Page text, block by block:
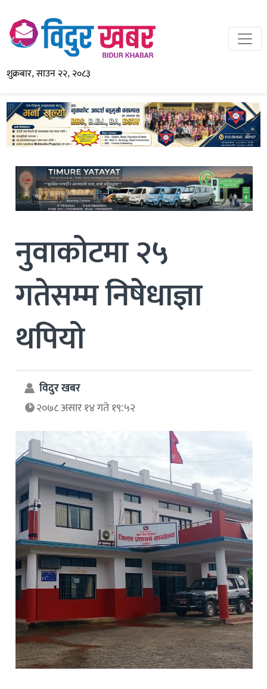
शुक्रबार, साउन २२, २०८३
नुवाकोटमा २५
गतेसम्म निषेधाज्ञा
थपियो
विदुर खबर
२०७८ असार १४ गते १९:५२